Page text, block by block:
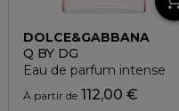
DOLCE&GABBANA
Q BY DG
Eau de parfum intense
À partir de 112,00 €